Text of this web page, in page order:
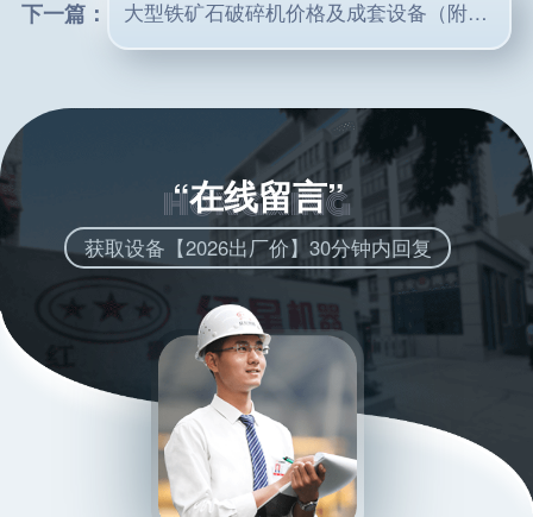
下一篇： 大型铁矿石破碎机价格及成套设备（附规格型号）
“在线留言”
获取设备【2026出厂价】30分钟内回复